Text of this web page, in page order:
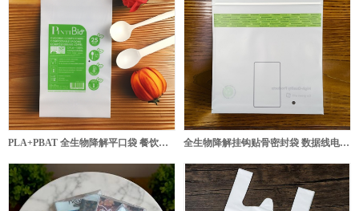
PLA+PBAT 全生物降解平口袋 餐饮一次性刀叉勺包装袋 全生物降解挂钩贴骨密封袋 数据线电子产品包装袋